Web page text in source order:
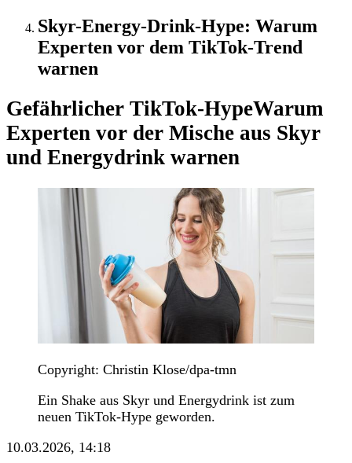
Skyr-Energy-Drink-Hype: Warum
Experten vor dem TikTok-Trend
warnen
Gefährlicher TikTok-HypeWarum
Experten vor der Mische aus Skyr
und Energydrink warnen
Copyright: Christin Klose/dpa-tmn
Ein Shake aus Skyr und Energydrink ist zum
neuen TikTok-Hype geworden.
10.03.2026, 14:18